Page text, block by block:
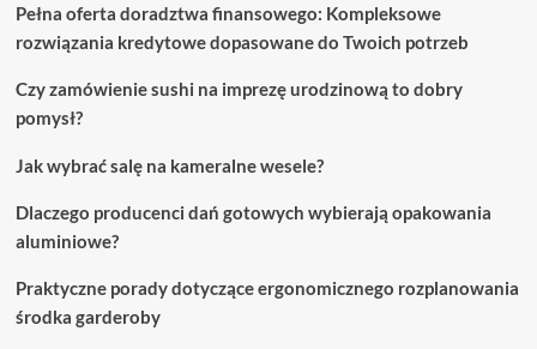
Pełna oferta doradztwa finansowego: Kompleksowe
rozwiązania kredytowe dopasowane do Twoich potrzeb
Czy zamówienie sushi na imprezę urodzinową to dobry
pomysł?
Jak wybrać salę na kameralne wesele?
Dlaczego producenci dań gotowych wybierają opakowania
aluminiowe?
Praktyczne porady dotyczące ergonomicznego rozplanowania
środka garderoby